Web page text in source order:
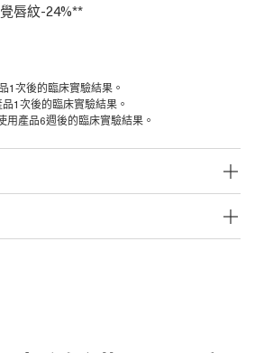
唇紋-24%**
1次後的臨床實驗結果。
1次後的臨床實驗結果。
產品6週後的臨床實驗結果。